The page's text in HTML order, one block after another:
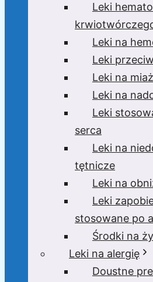
Leki
Leki na
Leki
Leki na
Leki na
Leki
serca
Leki na
tętnicze
Leki na
Leki
stosowane po
Środki na
Leki na alergię
Doustne